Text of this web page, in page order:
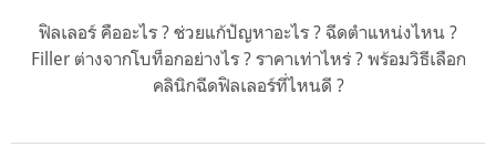
ฟิลเลอร์ คืออะไร ? ช่วยแก้ปัญหาอะไร ? ฉีดตำแหน่งไหน ?
Filler ต่างจากโบท็อกอย่างไร ? ราคาเท่าไหร่ ? พร้อมวิธีเลือก
คลินิกฉีดฟิลเลอร์ที่ไหนดี ?